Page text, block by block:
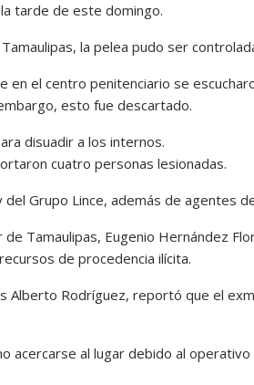
la tarde de este domingo.
la pelea pudo ser
en el centro penitenciario se
esto fue descartado.
disuadir a los internos.
cuatro personas lesionadas.
Grupo Lince, además de agentes
Tamaulipas, Eugenio Hernández
de procedencia ilícita.
Alberto Rodríguez, reportó que el
acercarse al lugar debido al